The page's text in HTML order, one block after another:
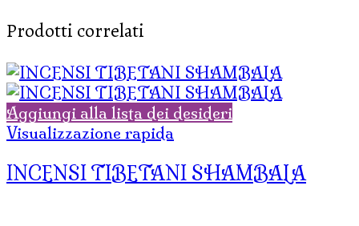
Prodotti correlati
Aggiungi alla lista dei desideri
Visualizzazione rapida
INCENSI TIBETANI SHAMBALA